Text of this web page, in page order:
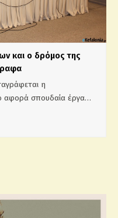
και ο δρόμος της
η
αφορά σπουδαία έργα…